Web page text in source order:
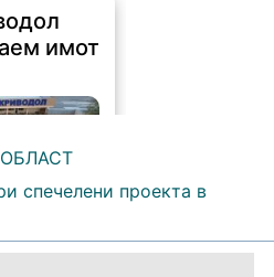
имот
11:27:20
ОБЛАСТ
спечелени проекта в